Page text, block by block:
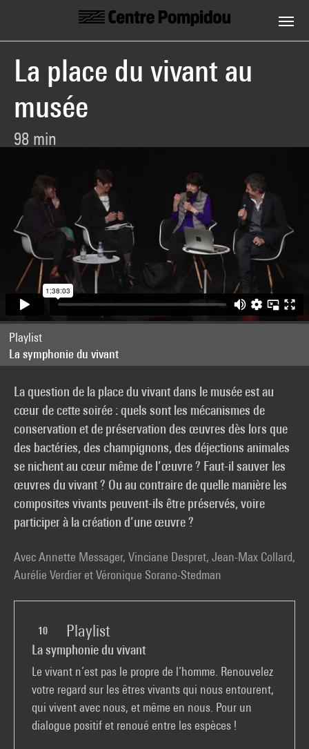
Centre Pompidou
La place du vivant au
musée
98 min
Playlist
La symphonie du vivant
La question de la place du vivant dans le musée est au
cœur de cette soirée : quels sont les mécanismes de
conservation et de préservation des œuvres dès lors que
des bactéries, des champignons, des déjections animales
se nichent au cœur même de l’œuvre ? Faut-il sauver les
œuvres du vivant ? Ou au contraire de quelle manière les
composites vivants peuvent-ils être préservés, voire
participer à la création d’une œuvre ?
Avec Annette Messager, Vinciane Despret, Jean-Max Collard,
Aurélie Verdier et Véronique Sorano-Stedman
10 Playlist
La symphonie du vivant
Le vivant n’est pas le propre de l’homme. Renouvelez
votre regard sur les êtres vivants qui nous entourent,
qui vivent avec nous, et même en nous. Pour un
dialogue positif et renoué entre les espèces !